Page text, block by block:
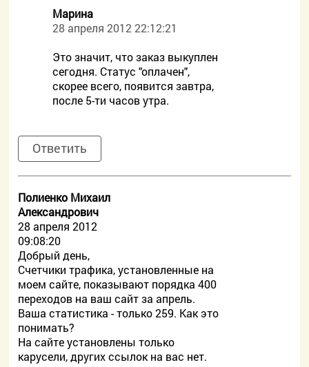
Марина
28 апреля 2012 22:12:21
Это значит, что заказ выкуплен
сегодня. Статус "оплачен",
скорее всего, появится завтра,
после 5-ти часов утра.
Ответить
Полиенко Михаил
Александрович
28 апреля 2012
09:08:20
Добрый день,
Счетчики трафика, установленные на
моем сайте, показывают порядка 400
переходов на ваш сайт за апрель.
Ваша статистика - только 259. Как это
понимать?
На сайте установлены только
карусели, других ссылок на вас нет.